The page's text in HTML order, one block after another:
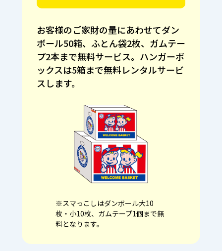
お客様のご家財の量にあわせてダン
ボール50箱、ふとん袋2枚、ガムテー
プ2本まで無料サービス。ハンガーボ
ックスは5箱まで無料レンタルサービ
スします。
※スマっこしはダンボール大10
枚・小10枚、ガムテープ1個まで無
料となります。